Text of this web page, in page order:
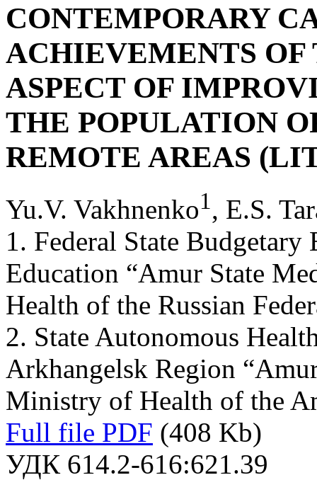
CONTEMPORARY
ACHIEVEMENTS
ASPECT OF
THE POPULATION
REMOTE AREAS
Yu.V. Vakhnenko1, E.S.
1. Federal State
Education “Amur State
Health of the Russian
2. State Autonomous
Arkhangelsk Region
Ministry of Health of the
Full file PDF (408 Kb)
УДК 614.2-616:621.39